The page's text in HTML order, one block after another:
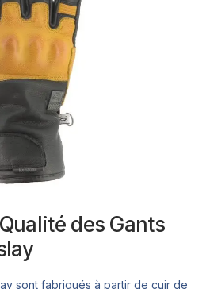
des Gants
sont fabriqués à partir de cuir de